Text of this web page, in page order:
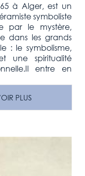
à Alger, est un
symboliste
par le mystère,
dans les grands
: le symbolisme,
une spiritualité
entre en
PLUS